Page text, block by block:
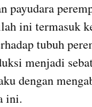
payudara
ini termasuk
tubuh
menjadi
dengan
ini.